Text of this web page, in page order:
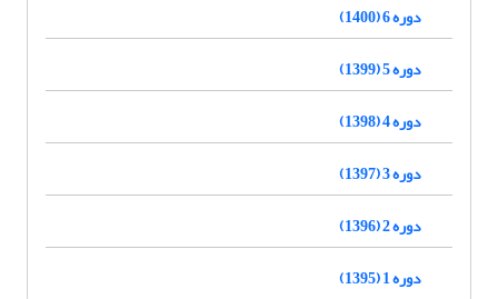
دوره 6 (1400)
دوره 5 (1399)
دوره 4 (1398)
دوره 3 (1397)
دوره 2 (1396)
دوره 1 (1395)